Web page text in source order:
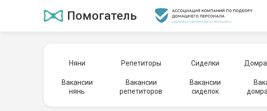
Помогатель
Няни Репетиторы Сиделки
Вакансии
нянь
Вакансии
репетиторов
Вакансии
сиделок